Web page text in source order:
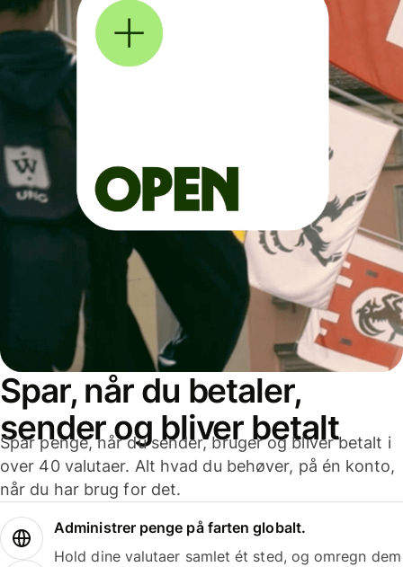
Spar, når du betaler,
sender og bliver betalt
Spar penge, når du sender, bruger og bliver betalt i
over 40 valutaer. Alt hvad du behøver, på én konto,
når du har brug for det.
Administrer penge på farten globalt.
Hold dine valutaer samlet ét sted, og omregn dem